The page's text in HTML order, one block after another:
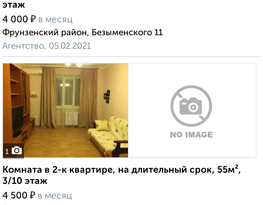
этаж
4 000 ₽ в месяц
Фрунзенский район, Безыменского 11
Агентство, 05.02.2021
1
Комната в 2-к квартире, на длительный срок, 55м²,
3/10 этаж
4 500 ₽ в месяц